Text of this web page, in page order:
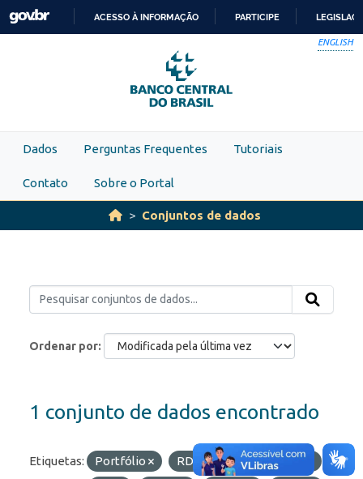
Skip to main content
PARA
O
CONTEÚDO
ACESSO À INFORMAÇÃO PARTICIPE
ENGLISH
Dados Perguntas Frequentes Tutoriais
Contato Sobre o Portal
Conjuntos de dados
Ordenar por
1 conjunto de dados encontrado
Etiquetas: Portfólio RDE IED
ROF